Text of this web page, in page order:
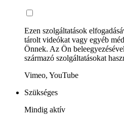
Ezen szolgáltatások
tárolt videókat vagy egyéb
Önnek. Az Ön
származó szolgáltatásokat
Vimeo, YouTube
Szükséges
Mindig aktív